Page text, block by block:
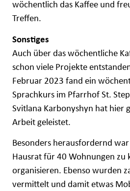
wöchentlich das Kaffee und
Treffen.
Sonstiges
Auch über das wöchentliche
schon viele Projekte
Februar 2023 fand ein
Sprachkurs im Pfarrhof St.
Svitlana Karbonyshyn hat hier
Arbeit geleistet.
Besonders herausfordernd
Hausrat für 40 Wohnungen zu
organisieren. Ebenso wurden
vermittelt und damit etwas